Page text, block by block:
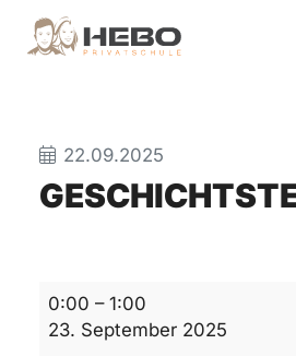
22.09.2025
Geschichtstest
0:00 – 1:00
23. September 2025